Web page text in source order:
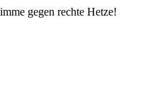
gegen rechte Hetze!